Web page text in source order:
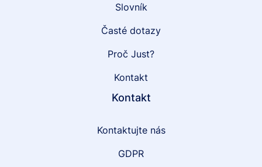
Slovník
Časté dotazy
Proč Just?
Kontakt
Kontakt
Kontaktujte nás
GDPR